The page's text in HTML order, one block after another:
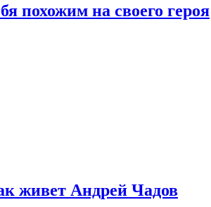
похожим на своего героя
живет Андрей Чадов